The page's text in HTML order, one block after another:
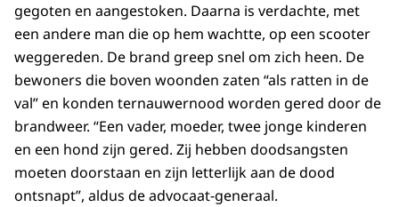
gegoten en aangestoken. Daarna is verdachte, met
een andere man die op hem wachtte, op een scooter
weggereden. De brand greep snel om zich heen. De
bewoners die boven woonden zaten “als ratten in de
val” en konden ternauwernood worden gered door de
brandweer. “Een vader, moeder, twee jonge kinderen
en een hond zijn gered. Zij hebben doodsangsten
moeten doorstaan en zijn letterlijk aan de dood
ontsnapt”, aldus de advocaat-generaal.